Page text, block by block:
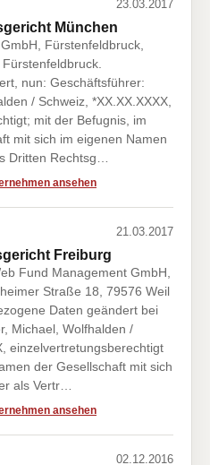
23.03.2017
München
Fürstenfeldbruck,
nun: Geschäftsführer:
/ Schweiz, *XX.XX.XXXX,
mit der Befugnis, im
mit sich im eigenen Namen
Dritten Rechtsg…
ansehen
21.03.2017
Freiburg
Fund Management GmbH,
Straße 18, 79576 Weil
Daten geändert bei
Michael, Wolfhalden /
einzelvertretungsberechtigt
der Gesellschaft mit sich
als Vertr…
ansehen
02.12.2016